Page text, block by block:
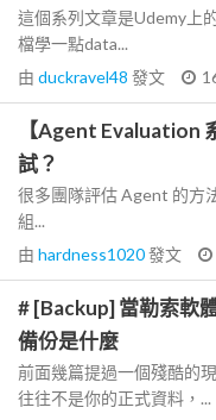
這個系列文章是Udemy上
檔學一點data...
由 duckravel48 發文
【Agent Evaluation
試？
很多團隊評估 Agent 的方
組...
由 hardness1020發文
# [Backup] 當勒索軟
備份是什麼
前面幾篇提過一個殘酷的
往往不是你的正式資料，...